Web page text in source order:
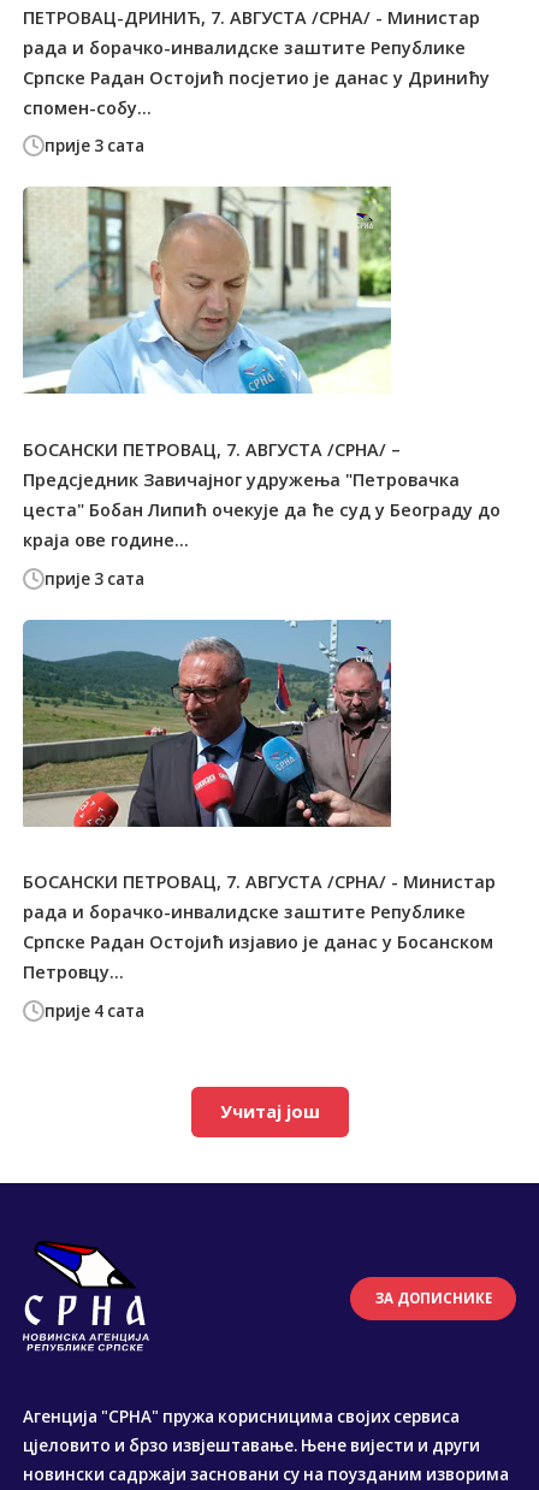
прије 3 сата
ПЕТРОВАЦ-ДРИНИЋ, 7. АВГУСТА /СРНА/ - Министар
рада и борачко-инвалидске заштите Републике
Српске Радан Остојић посјетио је данас у Дринићу
спомен-собу...
прије 3 сата
БОСАНСКИ ПЕТРОВАЦ, 7. АВГУСТА /СРНА/ –
Предсједник Завичајног удружења "Петровачка
цеста" Бобан Липић очекује да ће суд у Београду до
краја ове године...
прије 4 сата
БОСАНСКИ ПЕТРОВАЦ, 7. АВГУСТА /СРНА/ - Министар
рада и борачко-инвалидске заштите Републике
Српске Радан Остојић изјавио је данас у Босанском
Петровцу...
Учитај још
ЗА ДОПИСНИКЕ
Агенција "СРНА" пружа корисницима својих сервиса
цјеловито и брзо извјештавање. Њене вијести и други
новински садржаји засновани су на поузданим изворима